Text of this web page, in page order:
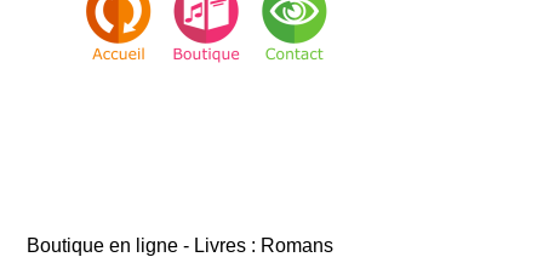
Boutique en ligne - Livres : Romans